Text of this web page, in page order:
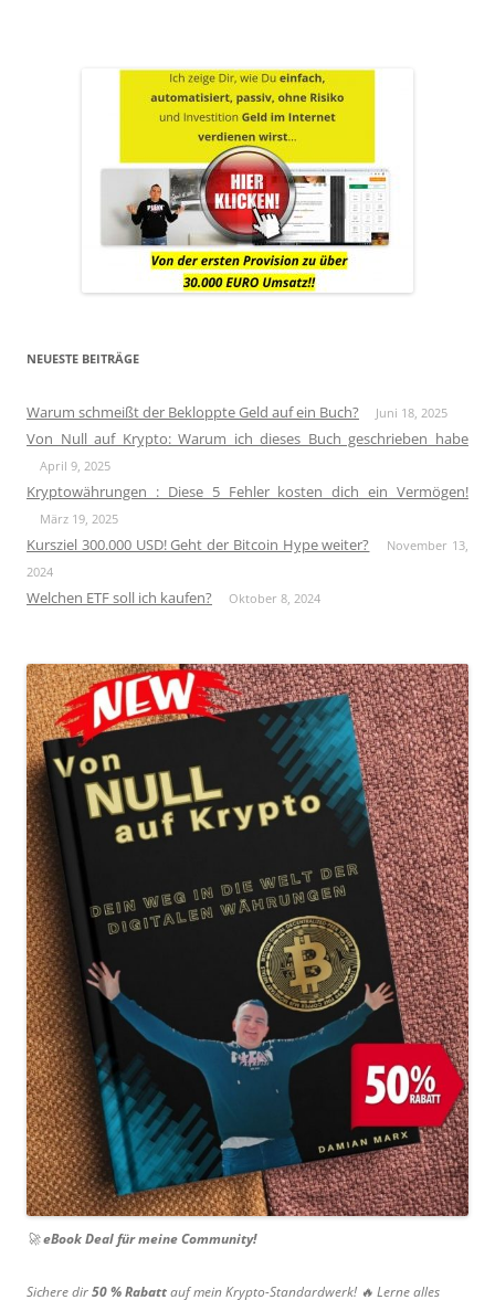
NEUESTE BEITRÄGE
Warum schmeißt der Bekloppte Geld auf ein Buch? Juni 18, 2025
Von Null auf Krypto: Warum ich dieses Buch geschrieben habe
April 9, 2025
Kryptowährungen : Diese 5 Fehler kosten dich ein Vermögen!
März 19, 2025
Kursziel 300.000 USD! Geht der Bitcoin Hype weiter?
November 13,
2024
Welchen ETF soll ich kaufen? Oktober 8, 2024
🚀eBook Deal für meine Community!
Sichere dir50 % Rabattauf mein Krypto-Standardwerk! 🔥 Lerne alles